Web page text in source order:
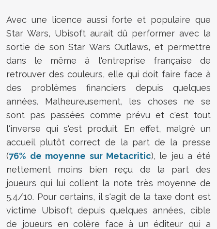
Avec une licence aussi forte et populaire que
Star Wars, Ubisoft aurait dû performer avec la
sortie de son Star Wars Outlaws, et permettre
dans le même à l'entreprise française de
retrouver des couleurs, elle qui doit faire face à
des problèmes financiers depuis quelques
années. Malheureusement, les choses ne se
sont pas passées comme prévu et c'est tout
l'inverse qui s'est produit. En effet, malgré un
accueil plutôt correct de la part de la presse
(76% de moyenne sur Metacritic), le jeu a été
nettement moins bien reçu de la part des
joueurs qui lui collent la note très moyenne de
5.4/10. Pour certains, il s'agit de la taxe dont est
victime Ubisoft depuis quelques années, cible
de joueurs en colère face à un éditeur qui a